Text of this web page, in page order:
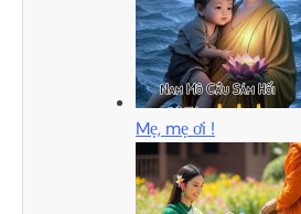
Mẹ, mẹ ơi !